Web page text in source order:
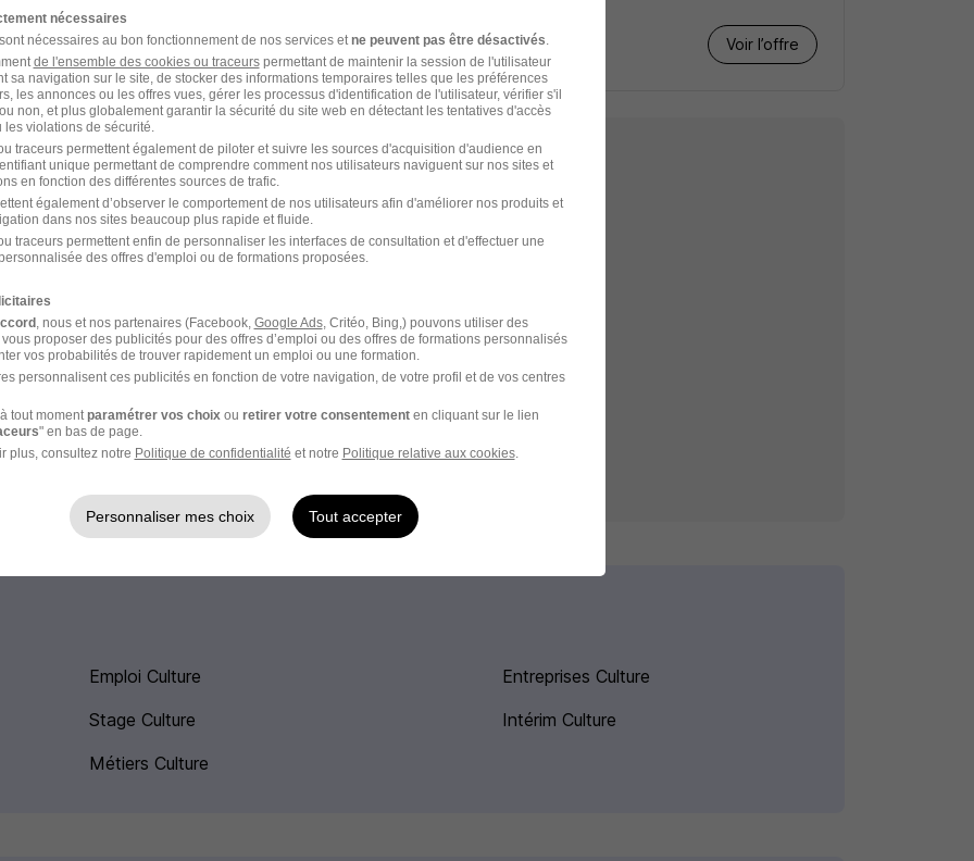
Voir l’offre
jours
recherche dès leur
lesCGUet déclarez
des données du
Élargissez votre recherche
Emploi Culture
Emploi à Guingamp
Entreprises qui recrutent à Guingamp
Emploi Culture
Entreprises Culture
Stage Culture
Intérim Culture
Métiers Culture
nécessaires
nécessaires au bon fonctionnement de nos services etne peuvent pas être désactivés.
de l'ensemble des cookies ou traceurspermettant de maintenir la session de l'utilisateur
sa navigation sur le site, de stocker des informations temporaires telles que les préférences
les annonces ou les offres vues, gérer les processus d'identification de l'utilisateur, vérifier s'il
non, et plus globalement garantir la sécurité du site web en détectant les tentatives d'accès
les violations de sécurité.
traceurs permettent également de piloter et suivre les sources d'acquisition d'audience en
unique permettant de comprendre comment nos utilisateurs naviguent sur nos sites et
en fonction des différentes sources de trafic.
également d’observer le comportement de nos utilisateurs afin d'améliorer nos produits et
dans nos sites beaucoup plus rapide et fluide.
traceurs permettent enfin de personnaliser les interfaces de consultation et d'effectuer une
des offres d'emploi ou de formations proposées.
, nous et nos partenaires (Facebook, Google Ads, Critéo, Bing,) pouvons utiliser des
proposer des publicités pour des offres d’emploi ou des offres de formations personnalisés
vos probabilités de trouver rapidement un emploi ou une formation.
personnalisent ces publicités en fonction de votre navigation, de votre profil et de vos centres
tout momentparamétrer vos choixou retirer votre consentementen cliquant sur le lien
" en bas de page.
plus, consultez notre Politique de confidentialité et notre Politique relative aux cookies.
Personnaliser mes choix Tout accepter